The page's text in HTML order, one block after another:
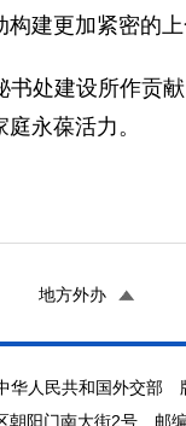
建更加紧密的
处建设所作贡
永葆活力。
地方外办
华人民共和国外交部
朝阳门南大街2号 邮